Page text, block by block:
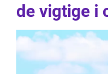
de vigtige i